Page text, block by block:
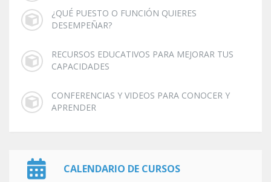
¿QUÉ PUESTO O FUNCIÓN QUIERES
DESEMPEÑAR?
RECURSOS EDUCATIVOS PARA MEJORAR TUS
CAPACIDADES
CONFERENCIAS Y VIDEOS PARA CONOCER Y
APRENDER
CALENDARIO DE CURSOS